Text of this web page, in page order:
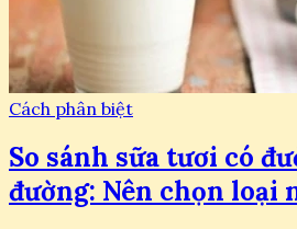
Cách phân biệt
So sánh sữa tươi có
đường: Nên chọn loại